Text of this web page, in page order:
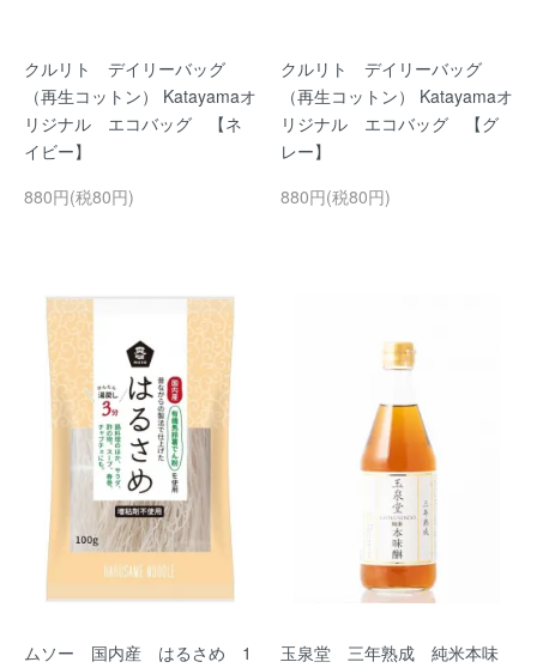
クルリト デイリーバッグ
（再生コットン） Katayamaオ
リジナル エコバッグ 【ネ
イビー】
880円(税80円)
クルリト デイリーバッグ
（再生コットン） Katayamaオ
リジナル エコバッグ 【グ
レー】
880円(税80円)
ムソー 国内産 はるさめ 1 玉泉堂 三年熟成 純米本味